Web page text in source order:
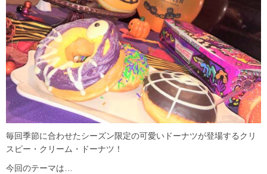
毎回季節に合わせたシーズン限定の可愛いドーナツが登場するクリ
スピー・クリーム・ドーナツ！
今回のテーマは…